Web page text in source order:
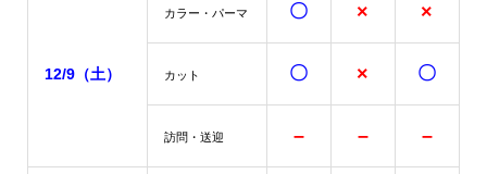
12/9（土）
カラー・パーマ 〇 × ×
カット 〇 × 〇
訪問・送迎 – – –